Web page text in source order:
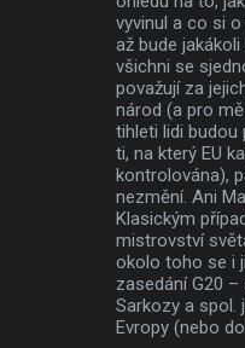
vyvinul a co si
až bude
všichni se
považují za
národ (a pro
tihleti lidi budou
ti, na který EU
kontrolována),
nezmění. Ani
Klasickým
mistrovství
okolo toho se i
zasedání G20
Sarkozy a spol.
Evropy (nebo